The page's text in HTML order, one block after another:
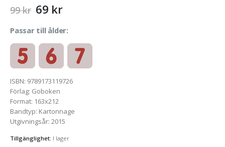
99kr Original
was:
99 kr.
69 krCurrent
is:
69 kr.
Passar till ålder:
ISBN: 9789173119726
Förlag: Goboken
Format: 163x212
Bandtyp: Kartonnage
Utgivningsår: 2015
Tillgänglighet: I lager